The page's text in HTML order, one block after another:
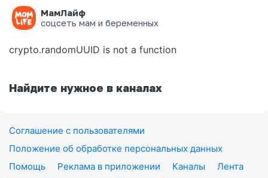
МамЛайф
соцсеть мам и беременных
Ошибка на странице
crypto.randomUUID is not a function
Найдите нужное в каналах
Соглашение с пользователями
Положение об обработке персональных данных
Помощь
Реклама в приложении Каналы
Лента